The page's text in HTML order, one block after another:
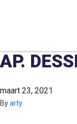
AP.
maart 23, 2021
Byarty